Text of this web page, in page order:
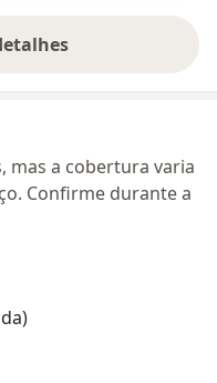
o endereço
mas a cobertura varia
Confirme durante a